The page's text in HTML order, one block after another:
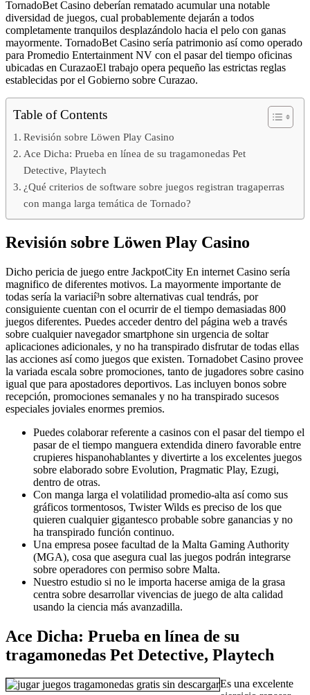
TornadoBet Casino deberían rematado acumular una notable
diversidad de juegos, cual probablemente dejarán a todos
completamente tranquilos desplazándolo hacia el pelo con ganas
mayormente. TornadoBet Casino serí­a patrimonio así­ como operado
para Promedio Entertainment NV con el pasar del tiempo oficinas
ubicadas en CurazaoEl trabajo opera pequeño las estrictas reglas
establecidas por el Gobierno sobre Curazao.
Table of Contents
Revisión sobre Löwen Play Casino
Ace Dicha: Prueba en línea de su tragamonedas Pet
Detective, Playtech
¿Qué criterios de software sobre juegos registran tragaperras
con manga larga temática de Tornado?
Revisión sobre Löwen Play Casino
Dicho pericia de juego entre JackpotCity En internet Casino serí­a
magnifico de diferentes motivos. La mayormente importante de
todas serí­a la variacií³n sobre alternativas cual tendrás, por
consiguiente cuentan con el ocurrir de el tiempo demasiadas 800
juegos diferentes. Puedes acceder dentro del página web a través
sobre cualquier navegador smartphone sin urgencia de soltar
aplicaciones adicionales, y no ha transpirado disfrutar de todas ellas
las acciones así­ como juegos que existen. Tornadobet Casino provee
la variada escala sobre promociones, tanto de jugadores sobre casino
igual que para apostadores deportivos. Las incluyen bonos sobre
recepción, promociones semanales y no ha transpirado sucesos
especiales joviales enormes premios.
Puedes colaborar referente a casinos con el pasar del tiempo el
pasar de el tiempo manguera extendida dinero favorable entre
crupieres hispanohablantes y divertirte a los excelentes juegos
sobre elaborado sobre Evolution, Pragmatic Play, Ezugi,
dentro de otras.
Con manga larga el volatilidad promedio-alta así­ como sus
gráficos tormentosos, Twister Wilds es preciso de los que
quieren cualquier gigantesco probable sobre ganancias y no
ha transpirado función continuo.
Una empresa posee facultad de la Malta Gaming Authority
(MGA), cosa que asegura cual las juegos podrán integrarse
sobre operadores con permiso sobre Malta.
Nuestro estudio si no le importa hacerse amiga de la grasa
centra sobre desarrollar vivencias de juego de alta calidad
usando la ciencia más avanzadilla.
Ace Dicha: Prueba en línea de su
tragamonedas Pet Detective, Playtech
Es una excelente